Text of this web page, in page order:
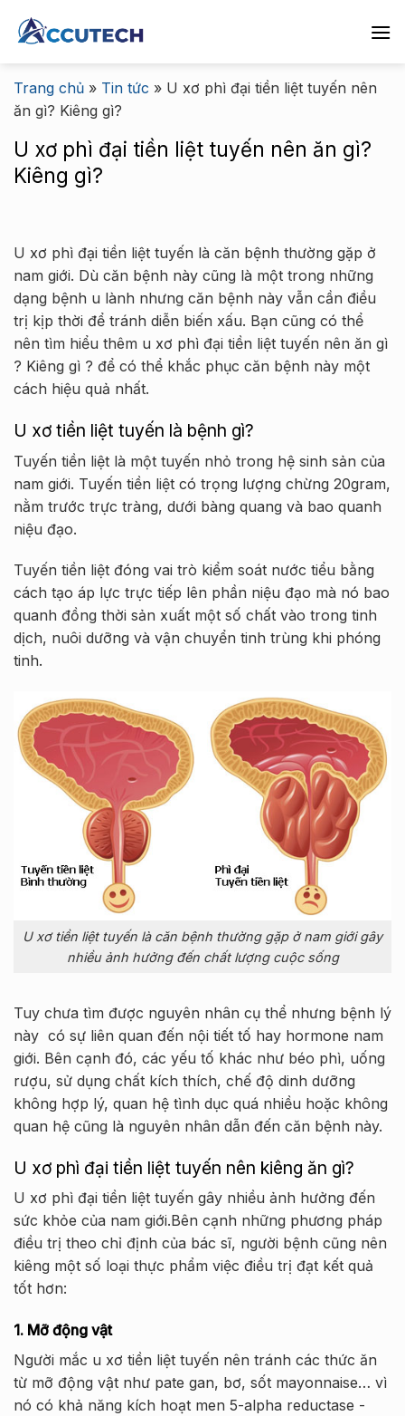
đến
dung
Trang chủ » Tin tức » U xơ phì đại tiền liệt tuyến nên
ăn gì? Kiêng gì?
U xơ phì đại tiền liệt tuyến nên ăn gì?
Kiêng gì?
U xơ phì đại tiền liệt tuyến là căn bệnh thường gặp ở
nam giới. Dù căn bệnh này cũng là một trong những
dạng bệnh u lành nhưng căn bệnh này vẫn cần điều
trị kịp thời để tránh diễn biến xấu. Bạn cũng có thể
nên tìm hiểu thêm u xơ phì đại tiền liệt tuyến nên ăn gì
? Kiêng gì ? để có thể khắc phục căn bệnh này một
cách hiệu quả nhất.
U xơ tiền liệt tuyến là bệnh gì?
Tuyến tiền liệt là một tuyến nhỏ trong hệ sinh sản của
nam giới. Tuyến tiền liệt có trọng lượng chừng 20gram,
nằm trước trực tràng, dưới bàng quang và bao quanh
niệu đạo.
Tuyến tiền liệt đóng vai trò kiểm soát nước tiểu bằng
cách tạo áp lực trực tiếp lên phần niệu đạo mà nó bao
quanh đồng thời sản xuất một số chất vào trong tinh
dịch, nuôi dưỡng và vận chuyển tinh trùng khi phóng
tinh.
U xơ tiền liệt tuyến là căn bệnh thường gặp ở nam giới gây
nhiều ảnh hưởng đến chất lượng cuộc sống
Tuy chưa tìm được nguyên nhân cụ thể nhưng bệnh lý
này có sự liên quan đến nội tiết tố hay hormone nam
giới. Bên cạnh đó, các yếu tố khác như béo phì, uống
rượu, sử dụng chất kích thích, chế độ dinh dưỡng
không hợp lý, quan hệ tình dục quá nhiều hoặc không
quan hệ cũng là nguyên nhân dẫn đến căn bệnh này.
U xơ phì đại tiền liệt tuyến nên kiêng ăn gì?
U xơ phì đại tiền liệt tuyến gây nhiều ảnh hưởng đến
sức khỏe của nam giới.Bên cạnh những phương pháp
điều trị theo chỉ định của bác sĩ, người bệnh cũng nên
kiêng một số loại thực phẩm việc điều trị đạt kết quả
tốt hơn:
1. Mỡ động vật
Người mắc u xơ tiền liệt tuyến nên tránh các thức ăn
từ mỡ động vật như pate gan, bơ, sốt mayonnaise… vì
nó có khả năng kích hoạt men 5-alpha reductase -